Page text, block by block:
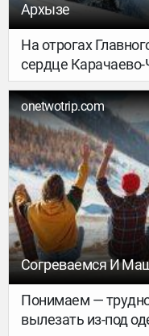
Архызе
На отрогах
сердце
спрятан мощный
сноубордистов со
туристско-
Рассказываем, как
посмотреть в
склонов.
onetwotrip.com
Согреваемся И
Понимаем —
вылезать из-под